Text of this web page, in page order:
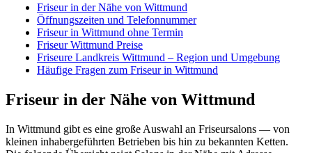
Friseur in der Nähe von Wittmund
Öffnungszeiten und Telefonnummer
Friseur in Wittmund ohne Termin
Friseur Wittmund Preise
Friseure Landkreis Wittmund – Region und Umgebung
Häufige Fragen zum Friseur in Wittmund
Friseur in der Nähe von Wittmund
In Wittmund gibt es eine große Auswahl an Friseursalons — von
kleinen inhabergeführten Betrieben bis hin zu bekannten Ketten.